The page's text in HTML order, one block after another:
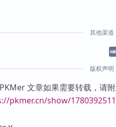
其他渠道
版权声明
文章如果需要转载，请附
pkmer.cn/show/